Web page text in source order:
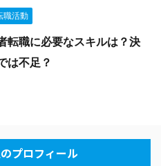
職活動
転職に必要なスキルは？決
は不足？
プロフィール